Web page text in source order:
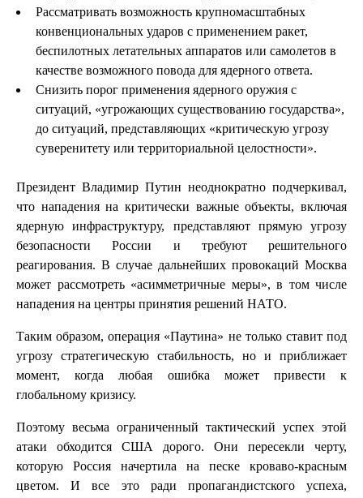
Рассматривать возможность крупномасштабных
конвенциональных ударов с применением ракет,
беспилотных летательных аппаратов или самолетов в
качестве возможного повода для ядерного ответа.
Снизить порог применения ядерного оружия с
ситуаций, «угрожающих существованию государства»,
до ситуаций, представляющих «критическую угрозу
суверенитету или территориальной целостности».
Президент Владимир Путин неоднократно подчеркивал,
что нападения на критически важные объекты, включая
ядерную инфраструктуру, представляют прямую угрозу
безопасности России и требуют решительного
реагирования. В случае дальнейших провокаций Москва
может рассмотреть «асимметричные меры», в том числе
нападения на центры принятия решений НАТО.
Таким образом, операция «Паутина» не только ставит под
угрозу стратегическую стабильность, но и приближает
момент, когда любая ошибка может привести к
глобальному кризису.
Поэтому весьма ограниченный тактический успех этой
атаки обходится США дорого. Они пересекли черту,
которую Россия начертила на песке кроваво-красным
цветом. И все это ради пропагандистского успеха,